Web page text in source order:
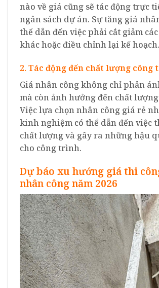
nào về giá cũng sẽ tác động trực
ngân sách dự án. Sự tăng giá
thể dẫn đến việc phải cắt giảm
khác hoặc điều chỉnh lại kế hoạch.
2. Tác động đến chất lượng công
Giá nhân công không chỉ phản
mà còn ảnh hưởng đến chất
Việc lựa chọn nhân công giá rẻ
kinh nghiệm có thể dẫn đến việc
chất lượng và gây ra những hậu
cho công trình.
Dự báo xu hướng giá thi
nhân công năm 2026